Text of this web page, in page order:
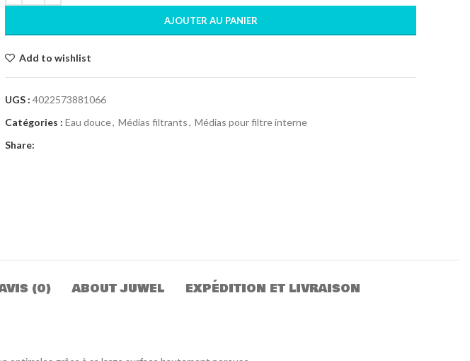
AJOUTER AU PANIER
Add to wishlist
UGS : 4022573881066
Catégories : Eau douce, Médias filtrants, Médias pour filtre interne
Share:
(0) ABOUT JUWEL EXPÉDITION ET LIVRAISON